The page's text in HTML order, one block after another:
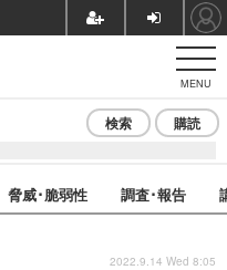
MENU
検索 購読
脅威･脆弱性 調査･報告
2022.9.14 Wed 8:05